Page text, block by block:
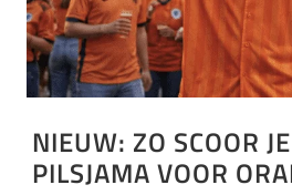
NIEUW: ZO SCOOR
PILSJAMA VOOR